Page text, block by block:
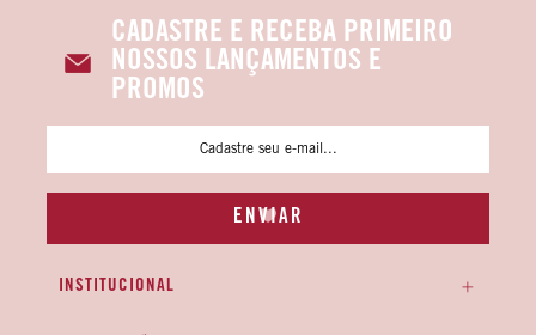
CADASTRE E RECEBA PRIMEIRO
NOSSOS LANÇAMENTOS E
PROMOS
INSTITUCIONAL